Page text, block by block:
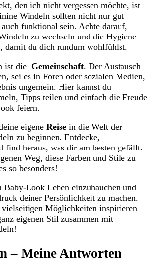
den​ ich nicht vergessen möchte,⁢ ist
Windeln sollten nicht nur gut
auch ⁢funktional sein. Achte darauf,
zu wechseln und⁤ die Hygiene
damit‌ du ‌dich‍ rundum wohlfühlst.
ist ⁣die
Gemeinschaft. Der Austausch
sei ⁣es in Foren‌ oder sozialen Medien,
ungemein. Hier ⁤kannst ⁤du
Tipps teilen und einfach die Freude
‍feiern.
eigene⁤ Reise in die ⁣Welt‍ der
zu​ beginnen.⁤ Entdecke,
find heraus,⁣ was dir am ⁣besten gefällt.
Weg,‍ diese Farben und Stile zu
so ⁣besonders!
Baby-Look ⁢Leben⁣ einzuhauchen​ und
deiner Persönlichkeit zu machen.
vielseitigen ‍Möglichkeiten inspirieren‍
eigenen Stil zusammen‌ mit
– ‌Meine Antworten